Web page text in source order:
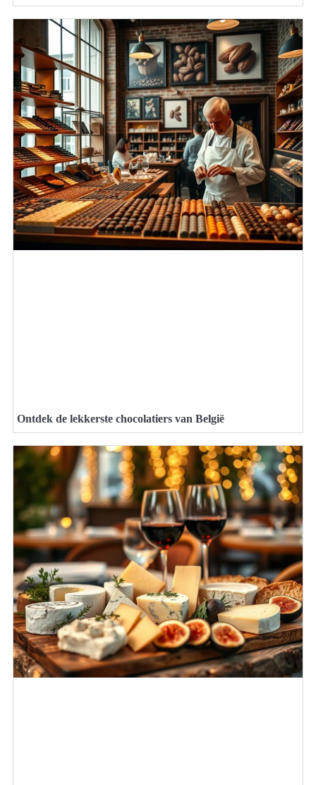
Ontdek de lekkerste chocolatiers van België